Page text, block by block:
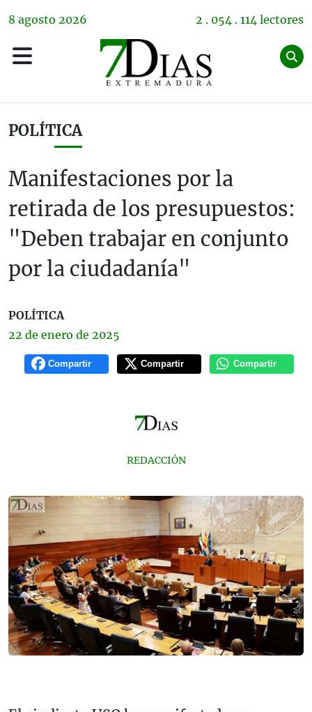
8 agosto 2026 2 . 054 . 114 lectores
POLÍTICA
Manifestaciones por la
retirada de los presupuestos:
"Deben trabajar en conjunto
por la ciudadanía"
POLÍTICA
22 de enero de 2025
Compartir Compartir Compartir
REDACCIÓN